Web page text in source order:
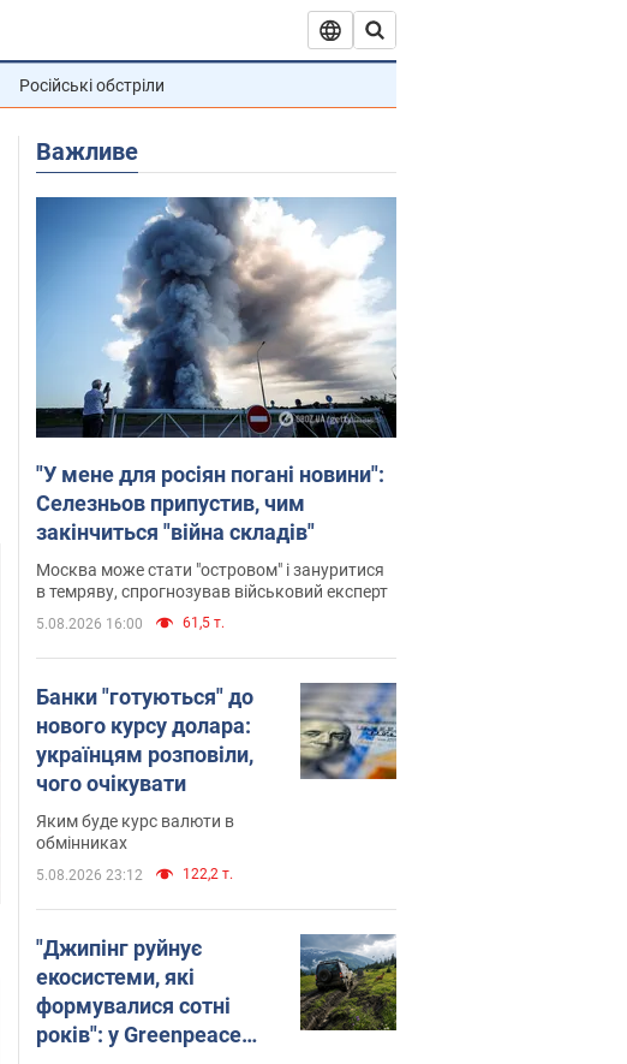
Російські обстріли
Важливе
"У мене для росіян погані новини":
Селезньов припустив, чим
закінчиться "війна складів"
Москва може стати "островом" і зануритися
в темряву, спрогнозував військовий експерт
5.08.2026 16:00 61,5 т.
Банки "готуються" до
нового курсу долара:
українцям розповіли,
чого очікувати
Яким буде курс валюти в
обмінниках
5.08.2026 23:12 122,2 т.
"Джипінг руйнує
екосистеми, які
формувалися сотні
років": у Greenpeace